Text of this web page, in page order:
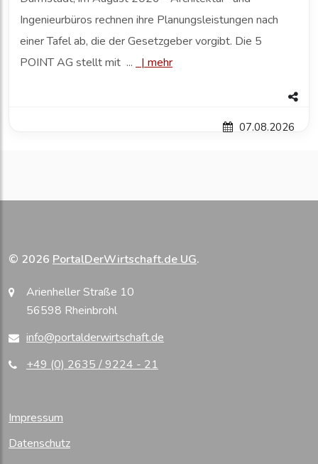
Ingenieurbüros rechnen ihre Planungsleistungen nach
einer Tafel ab, die der Gesetzgeber vorgibt. Die 5
POINT AG stellt mit ...
| mehr
07.08.2026
© 2026 PortalDerWirtschaft.de UG.
Arienheller Straße 10
56598 Rheinbrohl
info@portalderwirtschaft.de
+49 (0) 2635 / 9224 - 21
Impressum
Datenschutz